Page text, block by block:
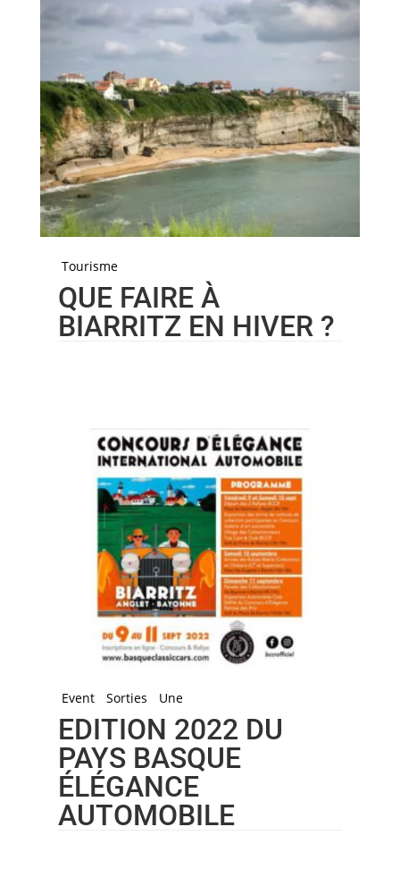
Tourisme
QUE FAIRE À
BIARRITZ EN HIVER ?
Event Sorties Une
EDITION 2022 DU
PAYS BASQUE
ÉLÉGANCE
AUTOMOBILE